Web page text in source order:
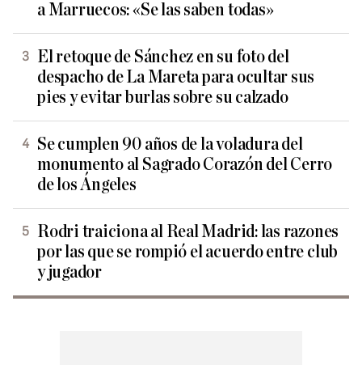
a Marruecos: «Se las saben todas»
El retoque de Sánchez en su foto del
despacho de La Mareta para ocultar sus
pies y evitar burlas sobre su calzado
Se cumplen 90 años de la voladura del
monumento al Sagrado Corazón del Cerro
de los Ángeles
Rodri traiciona al Real Madrid: las razones
por las que se rompió el acuerdo entre club
y jugador